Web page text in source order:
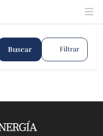
Buscar Filtrar